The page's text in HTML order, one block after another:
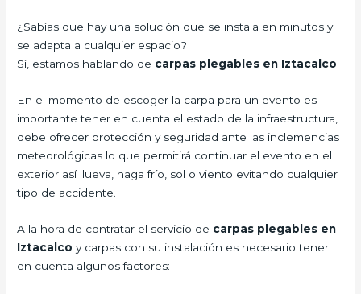
¿Sabías que hay una solución que se instala en minutos y
se adapta a cualquier espacio?
Sí, estamos hablando de carpas plegables en Iztacalco
En el momento de escoger la carpa para un evento es
importante tener en cuenta el estado de la infraestructura,
debe ofrecer protección y seguridad ante las inclemencias
meteorológicas lo que permitirá continuar el evento en el
exterior así llueva, haga frío, sol o viento evitando cualquier
tipo de accidente.
A la hora de contratar el servicio de carpas plegables en
Iztacalco y carpas con su instalación es necesario tener
en cuenta algunos factores: